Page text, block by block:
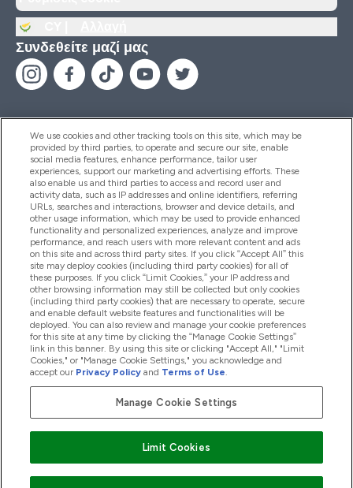
Συνδεθείτε μαζί μας
Βοήθεια & Πληροφορίες
Προϊόντα
Εταιρικές Πληροφορίες
Εκπτώσεις & Ανταμοιβές
2026 The Hut.com Ltd
We use cookies and other tracking tools on this site, which may be
provided by third parties, to operate and secure our site, enable
social media features, enhance performance, tailor user
experiences, support our marketing and advertising efforts. These
also enable us and third parties to access and record user and
activity data, such as IP addresses and online identifiers, referring
URLs, searches and interactions, browser and device details, and
other usage information, which may be used to provide enhanced
functionality and personalized experiences, analyze and improve
performance, and reach users with more relevant content and ads
on this site and across third party sites. If you click “Accept All” this
site may deploy cookies (including third party cookies) for all of
these purposes. If you click “Limit Cookies,” your IP address and
other browsing information may still be collected but only cookies
(including third party cookies) that are necessary to operate, secure
and enable default website features and functionalities will be
deployed. You can also review and manage your cookie preferences
for this site at any time by clicking the “Manage Cookie Settings”
link in this banner. By using this site or clicking "Accept All," "Limit
Cookies," or "Manage Cookie Settings," you acknowledge and
accept our Privacy Policy and Terms of Use.
Manage Cookie Settings
Limit Cookies